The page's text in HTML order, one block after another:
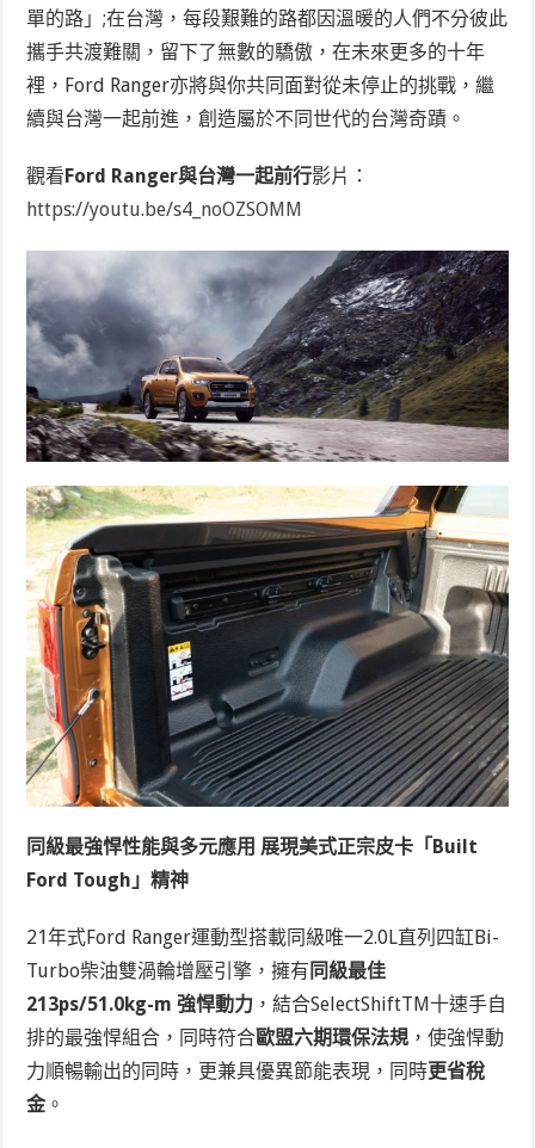
單的路」;在台灣，每段艱難的路都因溫暖的人們不分彼此
攜手共渡難關，留下了無數的驕傲，在未來更多的十年
裡，Ford Ranger亦將與你共同面對從未停止的挑戰，繼
續與台灣一起前進，創造屬於不同世代的台灣奇蹟。
觀看Ford Ranger與台灣一起前行影片：
https://youtu.be/s4_noOZSOMM
同級最強悍性能與多元應用 展現美式正宗皮卡「 Built
Ford Tough 」精神
21年式Ford Ranger運動型搭載同級唯一2.0L直列四缸Bi-
Turbo柴油雙渦輪增壓引擎，擁有 同級最佳
213ps/51.0kg-m 強悍動力 ，結合SelectShiftTM十速手自
排的最強悍組合，同時符合歐盟六期環保法規 ，使強悍動
力順暢輸出的同時，更兼具優異節能表現，同時更省稅
金 。